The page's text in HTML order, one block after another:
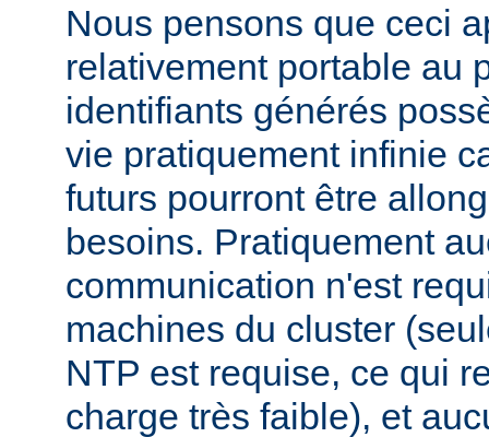
Nous pensons que ceci
relativement portable au
identifiants générés
vie pratiquement infinie
futurs pourront être
besoins. Pratiquement
communication n'est
machines du cluster
NTP est requise, ce qui
charge très faible), et